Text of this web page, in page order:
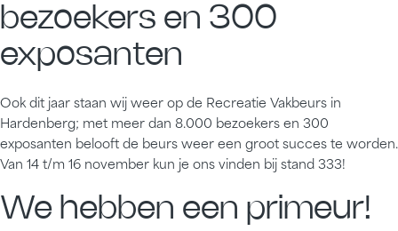
bezoekers en 300
exposanten
Ook dit jaar staan wij weer op de Recreatie Vakbeurs in
Hardenberg; met meer dan 8.000 bezoekers en 300
exposanten belooft de beurs weer een groot succes te worden.
Van 14 t/m 16 november kun je ons vinden bij stand 333!
We hebben een primeur!